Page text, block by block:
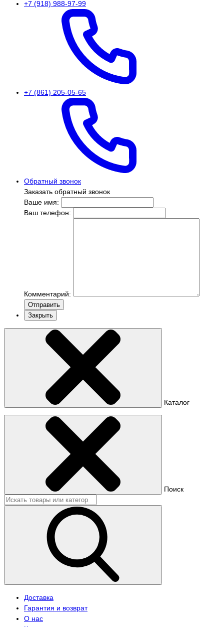
+7 (918) 988-97-99
+7 (861) 205-05-65
Обратный звонок
Заказать обратный звонок
Ваше имя:
Ваш телефон:
Комментарий:
Отправить
Закрыть
Каталог
Поиск
Доставка
Гарантия и возврат
О нас